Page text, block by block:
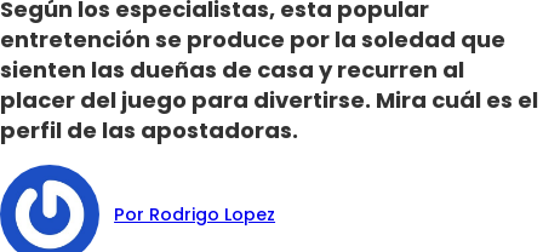
Según los especialistas, esta popular
entretención se produce por la soledad que
sienten las dueñas de casa y recurren al
placer del juego para divertirse. Mira cuál es el
perfil de las apostadoras.
Por Rodrigo Lopez